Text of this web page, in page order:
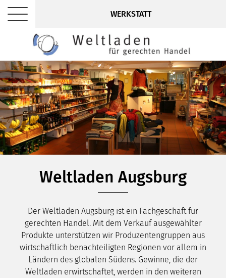
WERKSTATT
Weltladen Augsburg
Der Weltladen Augsburg ist ein Fachgeschäft für
gerechten Handel. Mit dem Verkauf ausgewählter
Produkte unterstützen wir Produzentengruppen aus
wirtschaftlich benachteiligten Regionen vor allem in
Ländern des globalen Südens. Gewinne, die der
Weltladen erwirtschaftet, werden in den weiteren